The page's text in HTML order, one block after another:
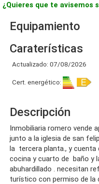
¿Quieres que te avisemos
Equipamiento
Caraterísticas
Actualizado: 07/08/2026
Cert. energético:
Descripción
inmobiliaria romero vende apartamentos en casco antiguo. .
junto a la iglesia de san
la tercera planta., y
cocina y cuarto de baño y
abuhardillado . necesitan
turístico con permiso de la